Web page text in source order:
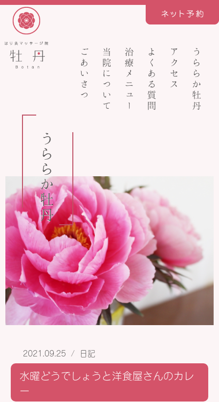
ごあいさつ 当院について 治療メニュー よくある質問 アクセス うららか牡丹
うららか牡丹
2021.09.25 / 日記
水曜どうでしょうと洋食屋さんのカレ
ー